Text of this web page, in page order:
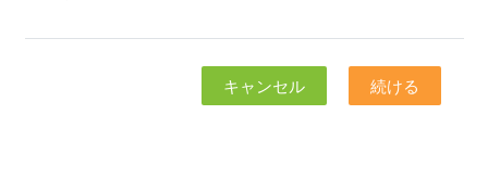
キャンセル 続ける